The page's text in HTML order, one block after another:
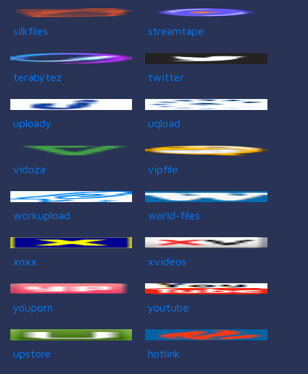
silkfiles streamtape
terabytez twitter
uploady uqload
vidoza vipfile
workupload world-files
xnxx xvideos
youporn youtube
upstore hotlink